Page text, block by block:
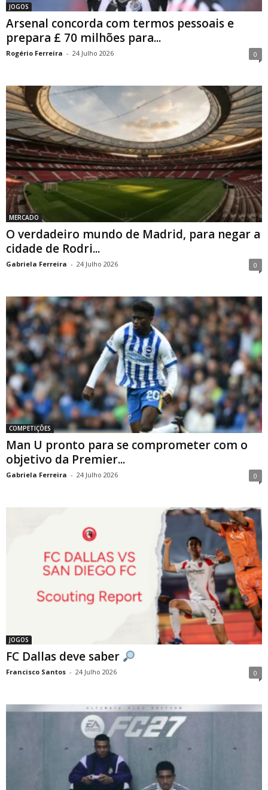
JOGOS
Arsenal concorda com termos pessoais e
prepara £ 70 milhões para...
Rogério Ferreira - 24 Julho 2026 0
MERCADO
O verdadeiro mundo de Madrid, para negar a
cidade de Rodri...
Gabriela Ferreira - 24 Julho 2026 0
COMPETIÇÕES
Man U pronto para se comprometer com o
objetivo da Premier...
Gabriela Ferreira - 24 Julho 2026 0
JOGOS
FC Dallas deve saber
Francisco Santos - 24 Julho 2026 0